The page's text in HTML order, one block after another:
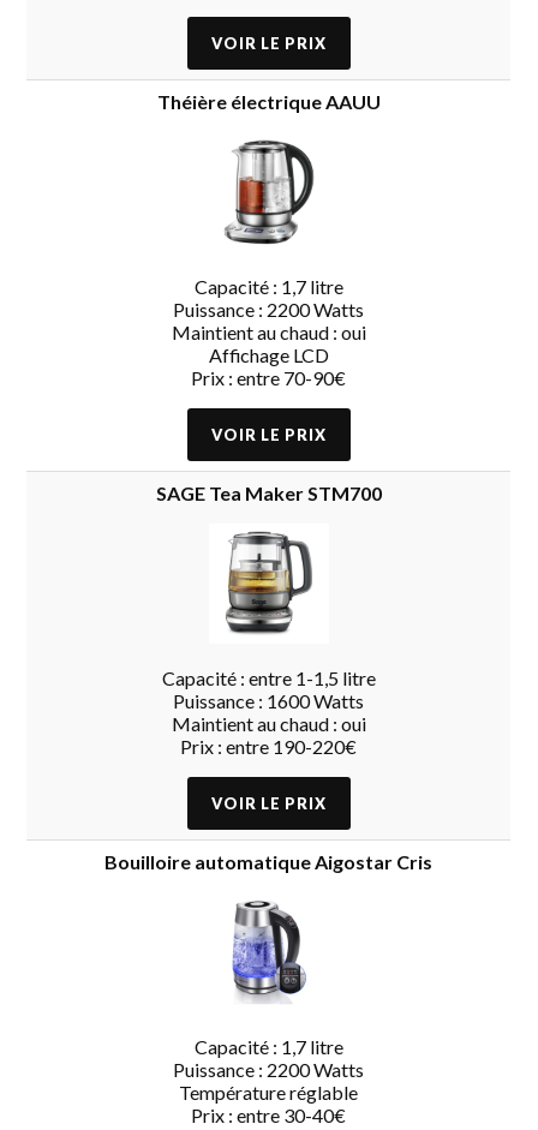
Théière électrique AAUU
Capacité : 1,7 litre
Puissance : 2200 Watts
Maintient au chaud : oui
Affichage LCD
Prix : entre 70-90€
SAGE Tea Maker STM700
Capacité : entre 1-1,5 litre
Puissance : 1600 Watts
Maintient au chaud : oui
Prix : entre 190-220€
Bouilloire automatique Aigostar Cris
Capacité : 1,7 litre
Puissance : 2200 Watts
Température réglable
Prix : entre 30-40€